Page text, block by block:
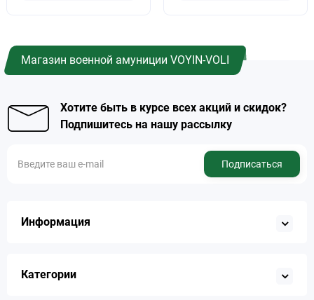
Магазин военной амуниции VOYIN-VOLI
Хотите быть в курсе всех акций и скидок?
Подпишитесь на нашу рассылку
Подписаться
Информация
Категории